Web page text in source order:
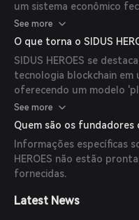
um sistema econômico
recursos, permitindo que
meio de processos
$SIDUS serve como
jogo, enquanto o
governança.
See more
O que torna o SIDUS
SIDUS HEROES se
tecnologia blockchain em
oferecendo um modelo
uma economia
longo prazo dos
partir de investimentos
jogo, apoiando o valor do
See more
Quem são os fundadores
Informações específicas
HEROES não estão
fornecidas.
Latest News